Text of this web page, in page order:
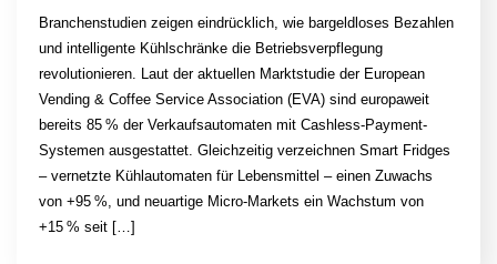
Branchenstudien zeigen eindrücklich, wie bargeldloses Bezahlen
und intelligente Kühlschränke die Betriebsverpflegung
revolutionieren. Laut der aktuellen Marktstudie der European
Vending & Coffee Service Association (EVA) sind europaweit
bereits 85 % der Verkaufsautomaten mit Cashless-Payment-
Systemen ausgestattet. Gleichzeitig verzeichnen Smart Fridges
– vernetzte Kühlautomaten für Lebensmittel – einen Zuwachs
von +95 %, und neuartige Micro-Markets ein Wachstum von
+15 % seit […]